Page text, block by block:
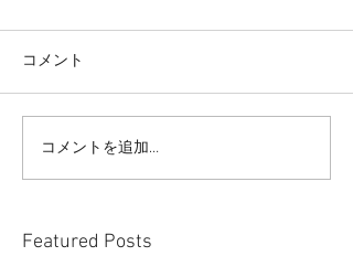
コメント
コメントを追加…
Featured Posts